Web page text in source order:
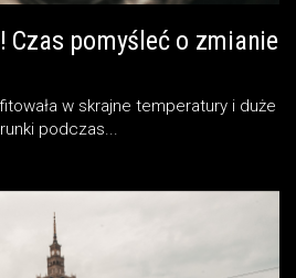
Czas pomyśleć o zmianie
w skrajne temperatury i duże
podczas...